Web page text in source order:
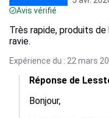
Avis vérifié
Très rapide, produits
ravie.
Expérience du : 22 mars
Réponse de
Bonjour,